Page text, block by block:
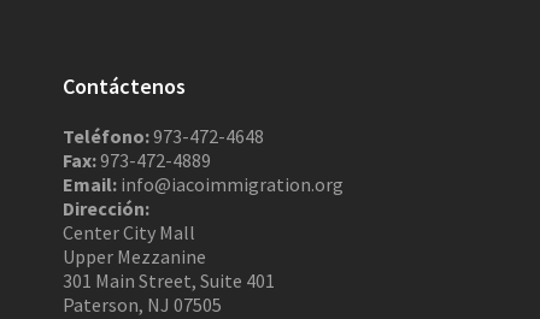
Contáctenos
Teléfono:973-472-4648
Fax:973-472-4889
Email: info@iacoimmigration.org
Dirección:
Center City Mall
Upper Mezzanine
301 Main Street, Suite 401
Paterson, NJ 07505